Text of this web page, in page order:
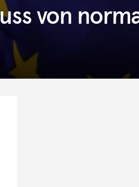
von